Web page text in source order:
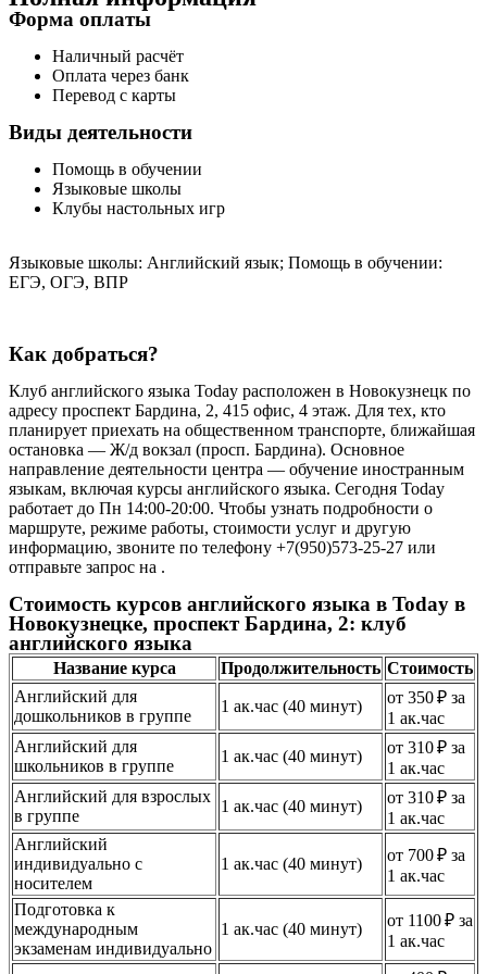
Форма оплаты
Наличный расчёт
Оплата через банк
Перевод с карты
Виды деятельности
Помощь в обучении
Языковые школы
Клубы настольных игр
Языковые школы: Английский язык; Помощь в обучении:
ЕГЭ, ОГЭ, ВПР
Как добраться?
Клуб английского языка Today расположен в Новокузнецк по
адресу проспект Бардина, 2, 415 офис, 4 этаж. Для тех, кто
планирует приехать на общественном транспорте, ближайшая
остановка — Ж/д вокзал (просп. Бардина). Основное
направление деятельности центра — обучение иностранным
языкам, включая курсы английского языка. Сегодня Today
работает до Пн 14:00-20:00. Чтобы узнать подробности о
маршруте, режиме работы, стоимости услуг и другую
информацию, звоните по телефону +7(950)573-25-27 или
отправьте запрос на .
Стоимость курсов английского языка в Today в
Новокузнецке, проспект Бардина, 2: клуб
английского языка
Название курса Продолжительность Стоимость
Английский для
дошкольников в группе
1 ак.час (40 минут)
от 350 ₽ за
1 ак.час
Английский для
школьников в группе
1 ак.час (40 минут)
от 310 ₽ за
1 ак.час
Английский для взрослых
в группе
1 ак.час (40 минут)
от 310 ₽ за
1 ак.час
Английский
индивидуально с
носителем
1 ак.час (40 минут)
от 700 ₽ за
1 ак.час
Подготовка к
международным
экзаменам индивидуально
1 ак.час (40 минут)
от 1100 ₽ за
1 ак.час